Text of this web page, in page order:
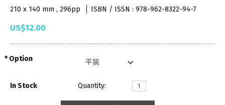
210 x 140 mm , 296pp
ISBN / ISSN : 978-962-8322-94-7
US$12.00
Option
In Stock Quantity: